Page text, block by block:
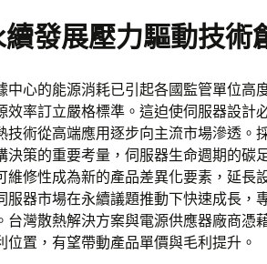
續發展壓力驅動技術
中心的能源消耗已引起各國監管單位高
效率訂立嚴格標準。這迫使伺服器設計
技術從高端應用逐步向主流市場滲透。
決策的重要考量，伺服器生命週期的碳
維修性成為新的產品差異化要素，延長
服器市場在永續議題推動下快速成長，
台灣散熱解決方案與電源供應器廠商憑
位置，有望帶動產品單價與毛利提升。